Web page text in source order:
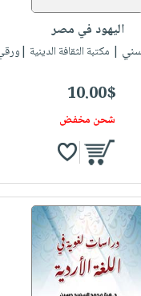
اليهود في مصر
| مكتبة الثقافة الدينية
10.00$
شحن مخفض